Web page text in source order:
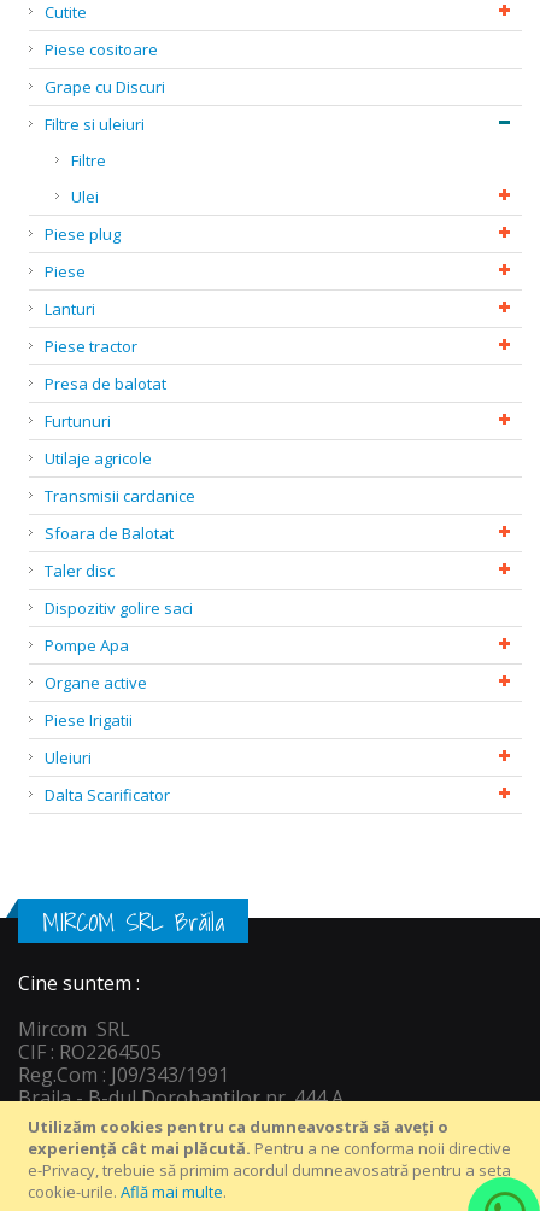
Utilizăm cookies pentru ca dumneavostră să aveți o
experiență cât mai plăcută. Pentru a ne conforma noii directive
e-Privacy, trebuie să primim acordul dumneavosatră pentru a seta
cookie-urile. Află mai multe.
Cutite
Piese cositoare
Grape cu Discuri
Filtre si uleiuri
Filtre
Ulei
Piese plug
Piese
Lanturi
Piese tractor
Presa de balotat
Furtunuri
Utilaje agricole
Transmisii cardanice
Sfoara de Balotat
Taler disc
Dispozitiv golire saci
Pompe Apa
Organe active
Piese Irigatii
Uleiuri
Dalta Scarificator
MIRCOM SRL Brăila
Cine suntem :
Mircom SRL
CIF : RO2264505
Reg.Com : J09/343/1991
Braila - B-dul Dorobantilor nr. 444 A
Informatii contact :
Tel : +40 239 649 816
Email: vanzari@depozitagro.ro
WatsApp : +40 758 55 22 33